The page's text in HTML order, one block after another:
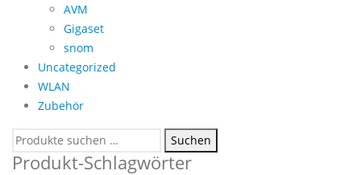
AVM
Gigaset
snom
Uncategorized
WLAN
Zubehör
Suchen
nach:
Suchen
Produkt-Schlagwörter